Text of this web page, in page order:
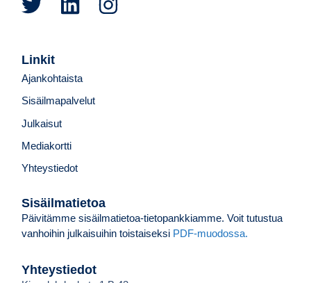
Sisäilmatietoa
Päivitämme sisäilmatietoa-tietopankkiamme. Voit tutustua
vanhoihin julkaisuihin toistaiseksi PDF-muodossa.
Linkit
Ajankohtaista
Sisäilmapalvelut
Julkaisut
Mediakortti
Yhteystiedot
Yhteystiedot